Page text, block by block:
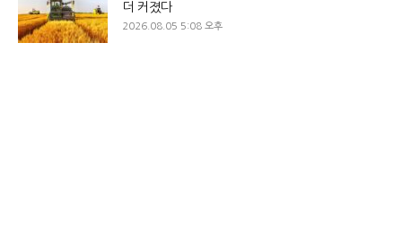
더 커졌다
2026.08.05 5:08 오후